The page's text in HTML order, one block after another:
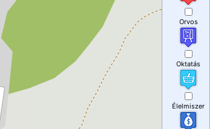
Orvos
Oktatás
Élelmiszer